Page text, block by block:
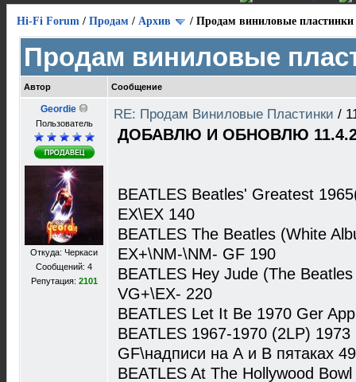
Hi-Fi Forum / Продам / Архив / Продам виниловые пластинки
Продам виниловые
Автор Сообщение
Geordie
Пользователь
Откуда: Черкаси
Сообщений: 4
Репутация: 2101
RE: Продам Виниловые Пластинки /
ДОБАВЛЮ И ОБНОВЛЮ
BEATLES Beatles' Greatest
EX\EX 140
BEATLES The Beatles (White
EX+\NM-\NM- GF 190
BEATLES Hey Jude (The
VG+\EX- 220
BEATLES Let It Be 1970 Ger
BEATLES 1967-1970 (2LP)
GF\надписи на А и В пятаках
BEATLES At The Hollywood